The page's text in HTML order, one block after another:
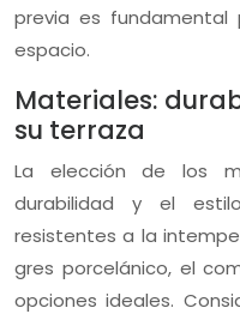
previa es fundamental
espacio.
Materiales:
su terraza
La elección de los
durabilidad y el
resistentes a la
gres porcelánico, el
opciones ideales.